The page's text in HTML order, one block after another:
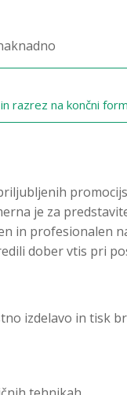
razrez na končni
je za
in profesionalen
dober vtis pri
izdelavo in tisk